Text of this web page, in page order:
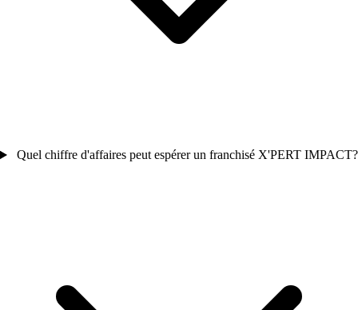
Quel chiffre d'affaires peut espérer un franchisé X'PERT IMPACT?